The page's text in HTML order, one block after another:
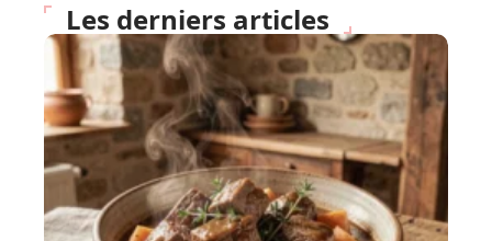
Les derniers articles